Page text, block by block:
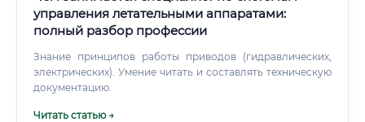
управления летательными аппаратами:
полный разбор профессии
Знание принципов работы приводов (гидравлических,
электрических). Умение читать и составлять техническую
документацию.
Читать статью →